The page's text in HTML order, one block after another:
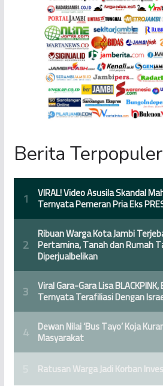
Berita Terpopuler